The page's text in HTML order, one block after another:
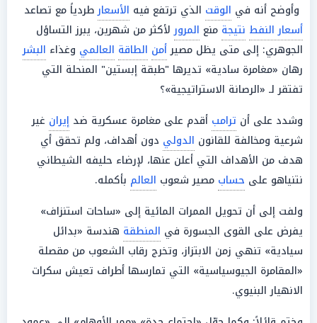
وأوضح أنه في الوقت الذي ترتفع فيه الأسعارطردياً مع تصاعد
أسعار النفط نتيجة منع المرورلأكثر من شهرين، يبرز التساؤل
الجوهري: إلى متى يظل مصيرأمن الطاقة العالمي وغذاء البشر
رهان «مغامرة سادية» تديرها "طبقة إبستين" المنحلة التي
تفتقر لـ «الرصانة الاستراتيجية»؟
وشدد على أن ترامب أقدم على مغامرة عسكرية ضد إيران غير
شرعية ومخالفة للقانون الدولي دون أهداف، ولم تحقق أي
هدف من الأهداف التي أعلن عنها، لإرضاء حليفه الشيطاني
نتنياهو على حساب مصير شعوب العالم بأكمله.
ولفت إلى أن تحويل الممرات المائية إلى «ساحات استنزاف»
يفرض على القوى الجسورة في المنطقة هندسة «بدائل
سيادية» تنهي زمن الابتزاز، وتخرج رقاب الشعوب من مقصلة
«المقامرة الجيوسياسية» التي تمارسها أطراف تعيش سكرات
الانهيار البنيوي.